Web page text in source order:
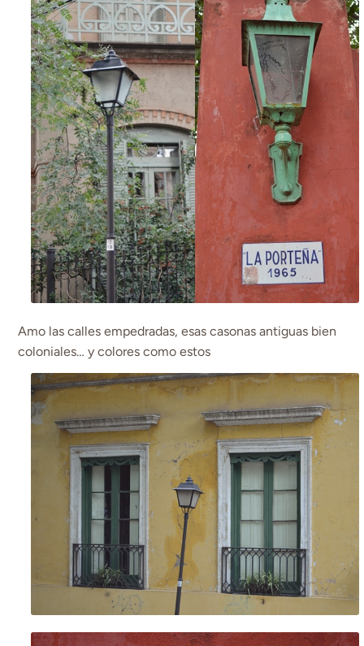
Amo las calles empedradas, esas casonas antiguas bien
coloniales… y colores como estos